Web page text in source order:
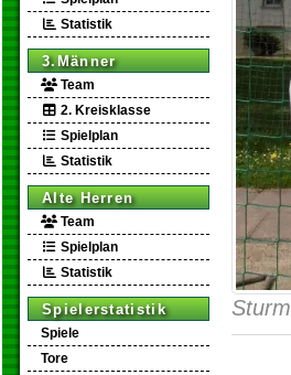
Statistik
3.Männer
Team
2. Kreisklasse
Spielplan
Statistik
Alte Herren
Team
Spielplan
Statistik
Spielerstatistik
Spiele
Tore
Sturm